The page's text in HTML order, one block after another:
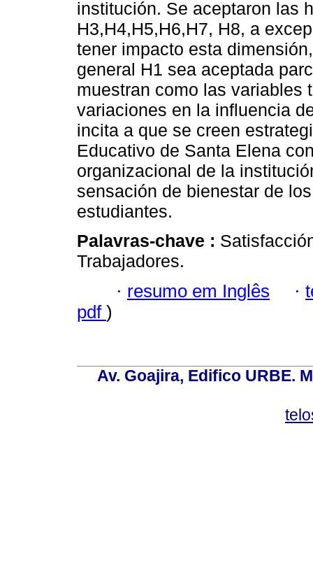
institución. Se aceptaron las
H3,H4,H5,H6,H7, H8, a
tener impacto esta
general H1 sea aceptada
muestran como las variables
variaciones en la influencia
incita a que se creen
Educativo de Santa Elena
organizacional de la
sensación de bienestar de
estudiantes.
Palavras-chave :
Trabajadores.
· resumo em Inglês ·
pdf )
Av. Goajira, Edifico URBE.